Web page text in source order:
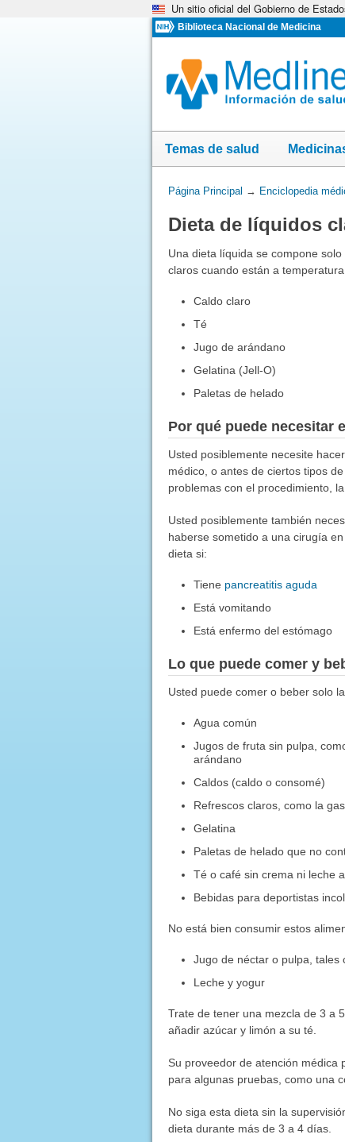
Un sitio oficial del Gobierno de
Biblioteca Nacional de Medicina
Temas de salud
Usted
aquí:
Página Principal → Enciclopedia
Dieta de líquidos
Una dieta líquida se compone
claros cuando están a
Caldo claro
Té
Jugo de arándano
Gelatina (Jell-O)
Paletas de helado
Por qué puede necesitar
Usted posiblemente necesite
médico, o antes de ciertos tipos
problemas con el procedimiento,
Usted posiblemente también
haberse sometido a una cirugía
dieta si:
Tiene pancreatitis aguda
Está vomitando
Está enfermo del estómago
Lo que puede comer y
Usted puede comer o beber solo
Agua común
Jugos de fruta sin pulpa,
arándano
Caldos (caldo o consomé)
Refrescos claros, como la
Gelatina
Paletas de helado que no
Té o café sin crema ni leche
Bebidas para deportistas
No está bien consumir estos
Jugo de néctar o pulpa, tales
Leche y yogur
Trate de tener una mezcla de 3 a
añadir azúcar y limón a su té.
Su proveedor de atención médica
para algunas pruebas, como una
No siga esta dieta sin la
dieta durante más de 3 a 4 días.